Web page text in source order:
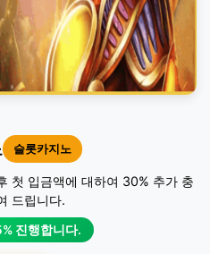
슬롯카지노
첫 입금액에 대하여 30% 추가 충
드립니다.
진행합니다.